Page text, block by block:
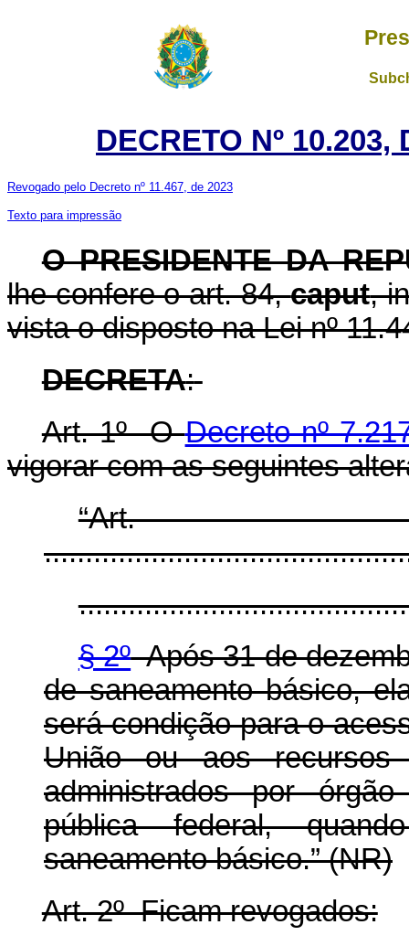
DECRETO Nº
Revogado pelo Decreto nº 11.467, de 2023
Texto para impressão
O PRESIDENTE DA
lhe confere o art. 84,caput,
vista o disposto na Lei nº
DECRETA:
Art. 1º ODecreto nº
vigorar com as seguintes
§ 2ºApós 31 de
de saneamento básico,
será condição para o
União ou aos recursos
administrados por
pública federal,
saneamento básico.” (NR)
Art. 2º Ficam revogados: